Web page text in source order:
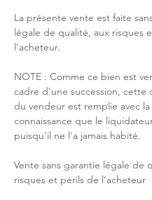
La présente vente est faite
légale de qualité, aux risques
l'acheteur.
NOTE : Comme ce bien est
cadre d'une succession, cette
du vendeur est remplie avec la
connaissance que le
puisqu'il ne l'a jamais habité.
Vente sans garantie légale de
risques et périls de l’acheteur